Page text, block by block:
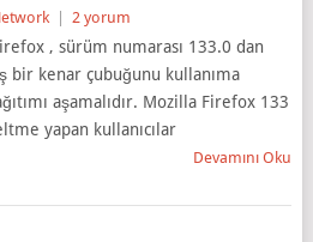
2 yorum
, sürüm numarası 133.0 dan
bir kenar çubuğunu kullanıma
aşamalıdır. Mozilla Firefox 133
yapan kullanıcılar
Devamını Oku